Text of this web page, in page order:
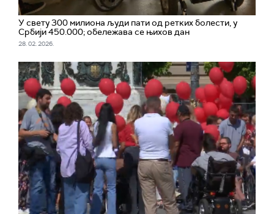
У свету 300 милиона људи пати од ретких болести, у
Србији 450.000; обележава се њихов дан
28. 02. 2026.